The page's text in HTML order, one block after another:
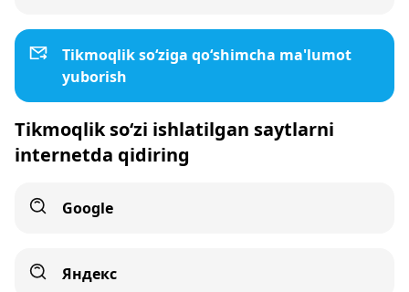
Tikmoqlik so‘ziga qo‘shimcha ma'lumot
yuborish
Tikmoqlik so‘zi ishlatilgan saytlarni
internetda qidiring
Google
Яндекс